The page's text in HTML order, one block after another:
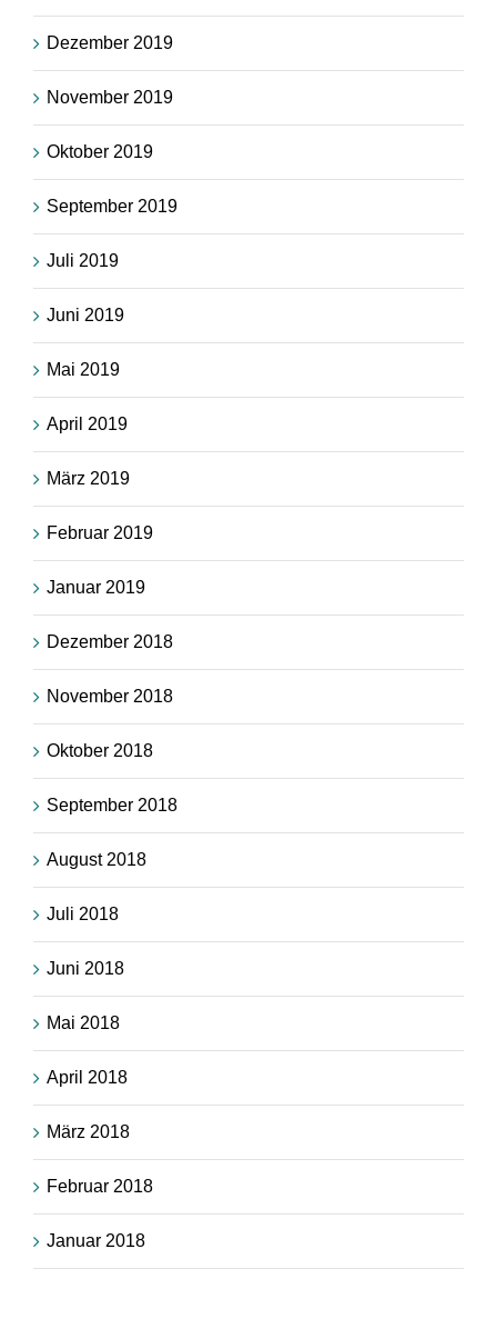
Dezember 2019
November 2019
Oktober 2019
September 2019
Juli 2019
Juni 2019
Mai 2019
April 2019
März 2019
Februar 2019
Januar 2019
Dezember 2018
November 2018
Oktober 2018
September 2018
August 2018
Juli 2018
Juni 2018
Mai 2018
April 2018
März 2018
Februar 2018
Januar 2018